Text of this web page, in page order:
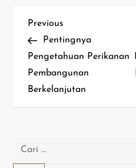
N
a
v
a
Previous
Post
Previous
Pentingnya
Pengetahuan Perikanan
Pembangunan
Berkelanjutan
Cari